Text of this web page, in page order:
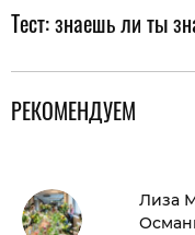
Тест: знаешь ли ты
РЕКОМЕНДУЕМ
Лиза